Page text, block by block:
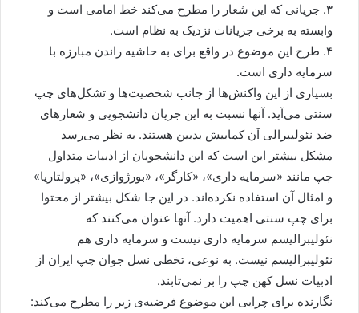
۳. جریانی که این شعار را مطرح می‌کند خط امامی است و
وابسته به برخی جریانات نزدیک به نظام است.
۴. طرح این موضوع در واقع برای به حاشیه راندن مبارزه با
سرمایه داری است.
بسیاری از این واکنش‌ها از جانب شخصیت‌ها و تشکل‌های چپ
سنتی می‌آید. آنها نسبت به این جریان دانشجویی و شعارهای
ضد نئولیبرالی آن کمابیش بدبین هستند. به نظر می‌رسد
مشکل بیشتر این است که این دانشجویان از ادبیات متداول
چپ مانند «سرمایه داری»، «کارگر»، «بورژوازی»، «پرولتاریا»
و امثال آن استفاده نکرده‌اند. در این جا شکل بیشتر از محتوا
برای چپ سنتی اهمیت دارد. آنها عنوان می‌کنند که
نئولیبرالیسم سرمایه داری نیست و سرمایه داری هم
نئولیبرالیسم نیست. به نوعی، تخطی نسل جوان چپ ایران از
ادبیات نسل کهن چپ را بر نمی‌تابند.
نگارنده برای چرایی این موضوع فرضیه‌ی زیر را مطرح می‌کند: